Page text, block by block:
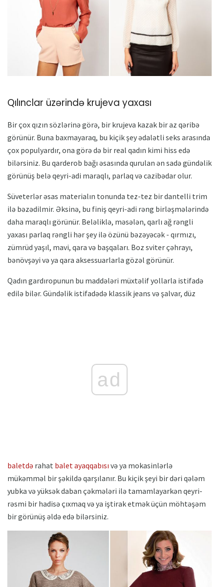
Qılınclar üzərində krujeva yaxası
Bir çox qızın sözlərinə görə, bir krujeva kazak bir az qəribə
görünür. Buna baxmayaraq, bu kiçik şey ədalətli seks arasında
çox populyardır, ona görə də bir real qadın kimi hiss edə
bilərsiniz. Bu qarderob bağı əsasında qurulan ən sadə gündəlik
görünüş belə qeyri-adi maraqlı, parlaq və cazibədar olur.
Süveterlər əsas materialın tonunda tez-tez bir dantelli trim
ilə bəzədilmir. Əksinə, bu finiş qeyri-adi rəng birləşmələrində
daha maraqlı görünür. Beləliklə, məsələn, qarlı ağ rəngli
yaxası parlaq rəngli hər şey ilə özünü bəzəyəcək - qırmızı,
zümrüd yaşıl, mavi, qara və başqaları. Boz sviter çəhrayı,
bənövşəyi və ya qara aksessuarlarla gözəl görünür.
Qadın gardıropunun bu maddələri müxtəlif yollarla istifadə
edilə bilər. Gündəlik istifadədə klassik jeans və şalvar, düz
ad
baletdə rahat balet ayaqqabısı və ya mokasinlərlə
mükəmməl bir şəkildə qarşılanır. Bu kiçik şeyi bir dəri qələm
yubka və yüksək daban çəkmələri ilə tamamlayarkən qeyri-
rəsmi bir hadisə çıxmaq və ya iştirak etmək üçün möhtəşəm
bir görünüş əldə edə bilərsiniz.